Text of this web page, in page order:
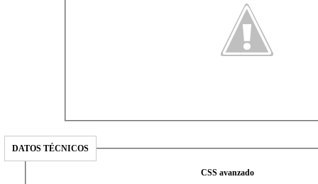
DATOS TÉCNICOS
CSS avanzado